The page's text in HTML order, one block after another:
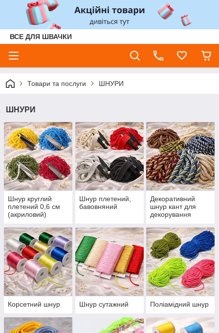
ВСЕ ДЛЯ ШВАЧКИ
Товари та послуги ШНУРИ
ШНУРИ
Шнур круглий
плетений 0,6 см
(акриловий)
Шнур плетений,
бавовняний
Декоративний
шнур кант для
декорування
Корсетний шнур Шнур сутажний Поліамідний шнур